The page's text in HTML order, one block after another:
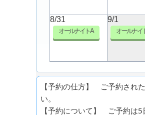
8/31
オールナイトA
9/1
オールナイ
【予約の仕方】 ご予約され
い。
【予約について】 ご予約は